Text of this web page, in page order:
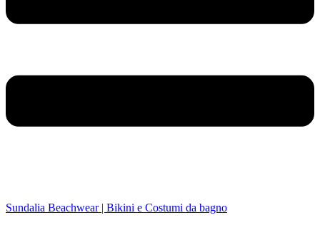
Sundalia Beachwear | Bikini e Costumi da bagno